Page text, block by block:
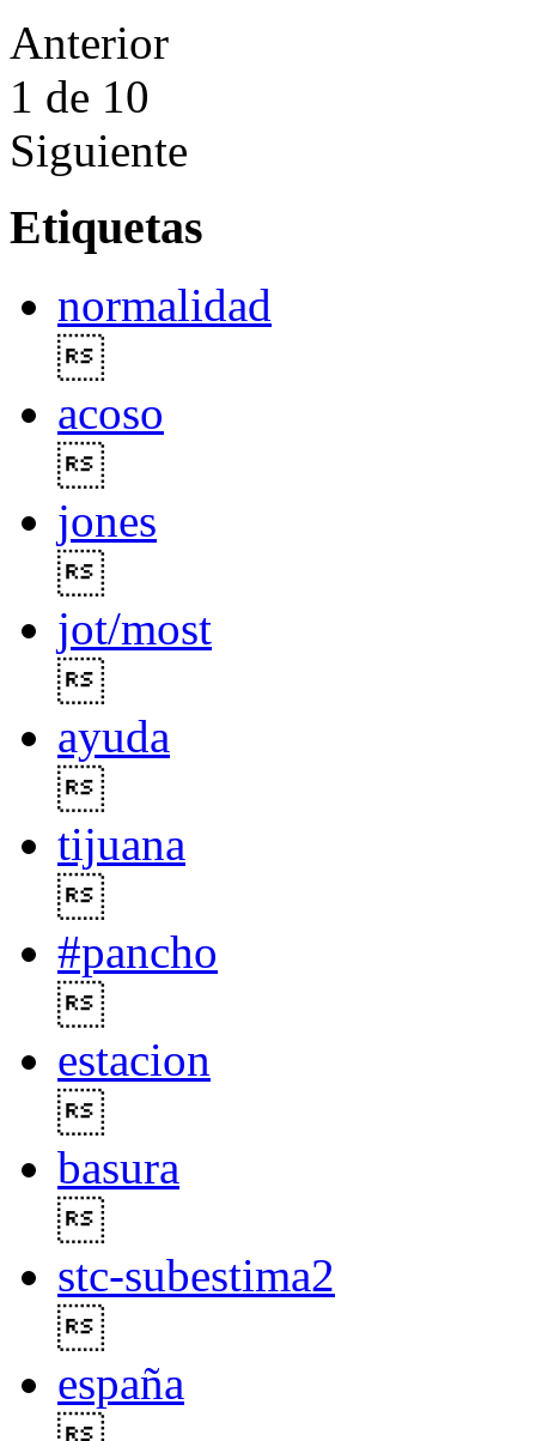
Anterior
1 de 10
Siguiente
Etiquetas
normalidad
acoso
jones
jot/most
ayuda
tijuana
#pancho
estacion
basura
stc-subestima2
españa